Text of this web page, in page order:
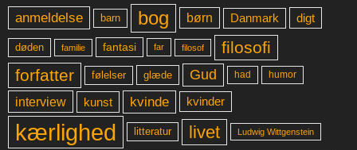
anmeldelse barn bog børn Danmark digt
døden familie fantasi far filosof
filosofi
forfatter
følelser glæde Gud had humor
interview kunst kvinde kvinder
kærlighed litteratur livet Ludwig Wittgenstein